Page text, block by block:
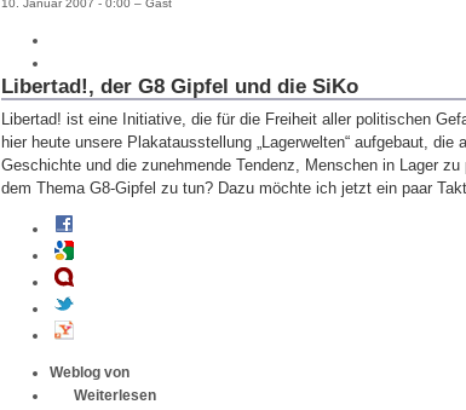
10. Januar 2007 - 0:00 – Gast
Libertad!, der G8 Gipfel und die SiKo
Libertad! ist eine Initiative, die für die Freiheit aller politischen
hier heute unsere Plakatausstellung „Lagerwelten“ aufgebaut,
Geschichte und die zunehmende Tendenz, Menschen in Lager
dem Thema G8-Gipfel zu tun? Dazu möchte ich jetzt ein paar
Weblog von
Weiterlesen